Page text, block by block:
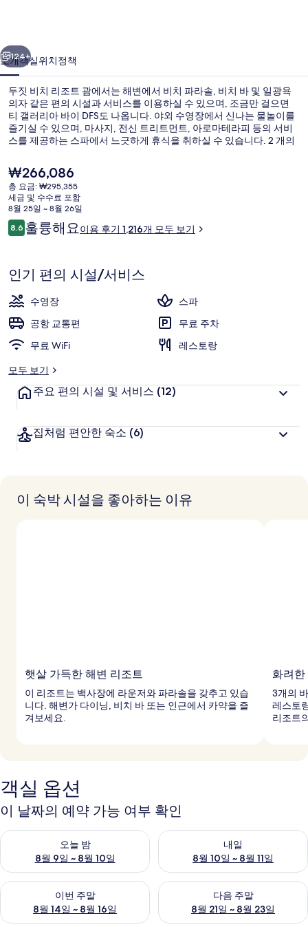
괌
의
사
진
갤
러
리
다음
124+
소개객실위치정책
두짓 비치 리조트 괌에서는 해변에서 비치 파라솔, 비치 바 및 일광욕
의자 같은 편의 시설과 서비스를 이용하실 수 있으며, 조금만 걸으면
티 갤러리아 바이 DFS도 나옵니다. 야외 수영장에서 신나는 물놀이를
즐기실 수 있으며, 마사지, 전신 트리트먼트, 아로마테라피 등의 서비
스를 제공하는 스파에서 느긋하게 휴식을 취하실 수 있습니다. 2 개의
침, 점심 및 저녁 식사를 제공합니다. 이 럭셔리 리조트의 기타 편의 시
설과 서비스로는 3 개의 바/라운지, 24시간 운영 헬스클럽, 피트니스
센터 등이 있습니다. 많은 분들이 이곳의 친절한 고객 서비스 및 해변
과 가까운 위치에 대단히 만족하셨어요.
현
재
가
격
은
₩266,086
₩266,086
총 요금: ₩295,355
세금 및 수수료 포함
8월 25일 ~ 8월 26일
이
용
기
8.610점 만점 중 8.6점.
훌륭해요이용 후기 1,216개 모두 보기
인기 편의 시설/서비스
수영장
스파
공항 교통편
무료 주차
무료 WiFi
레스토랑
모두 보기
주요 편의 시설 및 서비스 (12)
집처럼 편안한 숙소 (6)
이 숙박 시설을 좋아하는 이유
햇살 가득한 해변 리조트
이 리조트는 백사장에 라운저와 파라솔을 갖추고 있습
니다. 해변가 다이닝, 비치 바 또는 인근에서 카약을 즐
겨보세요.
화려한
3개의
레스토
리조트
객실 옵션
이 날짜의 예약 가능 여부 확인
오늘 밤
8월 9일 ~ 8월 10일
오늘 밤 예약 가능 여부 확인, 8월 9일 ~ 8월 10일
내일
8월 10일 ~ 8월 11일
내일 예약 가능 여부 확인, 8월
이번 주말
8월 14일 ~ 8월 16일
이번 주말 예약 가능 여부 확인, 8월 14일 ~ 8월 16일
다음 주말
8월 21일 ~ 8월 23일
다음 주말 예약 가능 여부 확인